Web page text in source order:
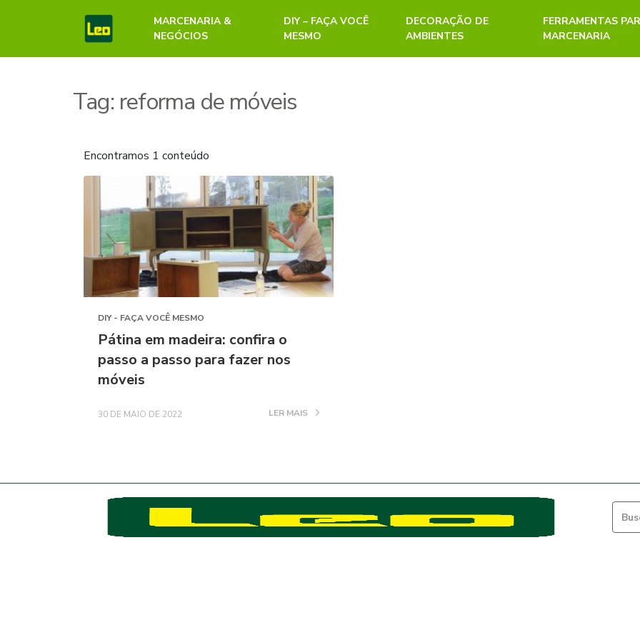
MARCENARIA &
NEGÓCIOS
DIY – FAÇA VOCÊ
MESMO
DECORAÇÃO DE
AMBIENTES
FERRAMENTAS
MARCENARIA
Tag: reforma de móveis
Encontramos 1 conteúdo
DIY - FAÇA VOCÊ MESMO
Pátina em madeira: confira o
passo a passo para fazer nos
móveis
30 DE MAIO DE 2022 LER MAIS